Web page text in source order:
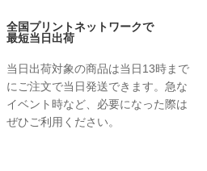
全国プリントネットワークで
最短当日出荷
当日出荷対象の商品は当日13時まで
にご注文で当日発送できます。急な
イベント時など、必要になった際は
ぜひご利用ください。